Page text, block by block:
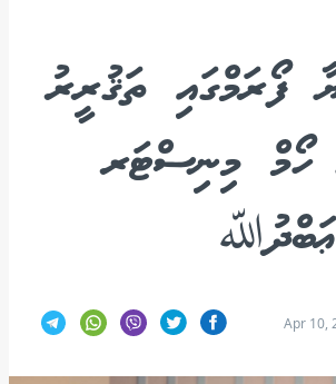
ފޯރަމްގައި ތަޤުރީރު
ހޯމް މިނިސްޓަރ
Apr 10,